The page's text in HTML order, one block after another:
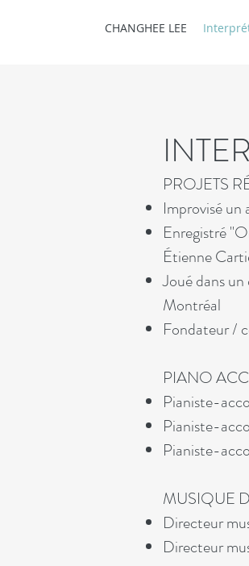
CHANGHEE LEE
PROJETS
Improvisé
Enregistré
Étienne
Joué dans
Montréal
Fondateur /
PIANO
Pianiste-
Pianiste-
Pianiste-
MUSIQUE
Directeur
Directeur